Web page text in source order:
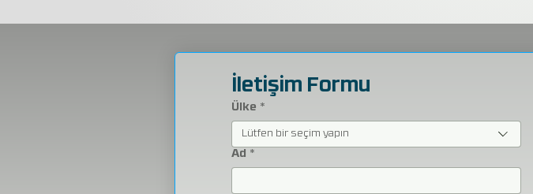
İletişim Formu
Ülke *
Lütfen bir seçim yapın
Ad *